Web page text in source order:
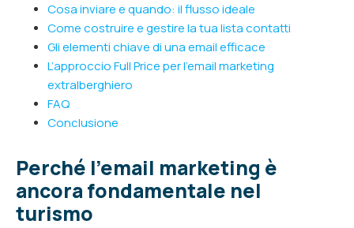
Cosa inviare e quando: il flusso ideale
Come costruire e gestire la tua lista contatti
Gli elementi chiave di una email efficace
L’approccio Full Price per l’email marketing
extralberghiero
FAQ
Conclusione
Perché l’email marketing è
ancora fondamentale nel
turismo